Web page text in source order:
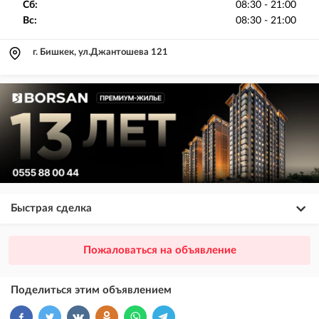
Сб:
08:30 - 21:00
Вс:
08:30 - 21:00
г. Бишкек, ул.Джантошева 121
Быстрая сделка
размещение объявления выше бесплатных объявлений
Пожаловаться на объявление
Поделиться этим объявлением